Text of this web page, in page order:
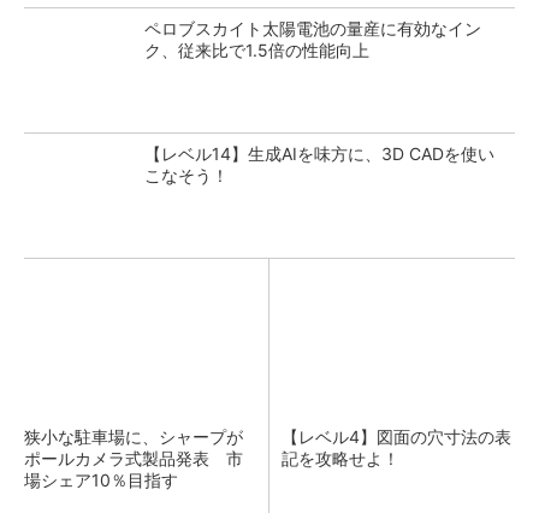
ペロブスカイト太陽電池の量産に有効なイン
ク、従来比で1.5倍の性能向上
【レベル14】生成AIを味方に、3D CADを使い
こなそう！
狭小な駐車場に、シャープが
ポールカメラ式製品発表 市
場シェア10％目指す
【レベル4】図面の穴寸法の表
記を攻略せよ！